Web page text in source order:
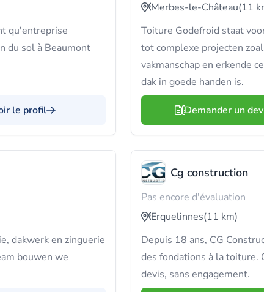
qu'entreprise
du sol à Beaumont
le profil
Merbes-le-Château(11
Toiture Godefroid staat
tot complexe projecten
vakmanschap en erkende
dak in goede handen is.
Demander un
dakwerk en zinguerie
bouwen we
Cg construction
Pas encore d'évaluation
Erquelinnes(11 km)
Depuis 18 ans, CG
des fondations à la toiture.
devis, sans engagement.